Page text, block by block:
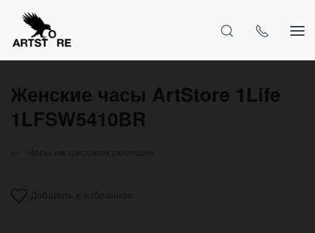
Женские часы ArtStore 1Life
1LFSW5410BR